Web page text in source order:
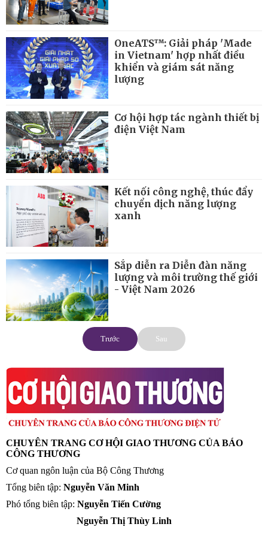
OneATS™: Giải pháp 'Made
in Vietnam' hợp nhất điều
khiển và giám sát năng
lượng
Cơ hội hợp tác ngành thiết bị
điện Việt Nam
Kết nối công nghệ, thúc đẩy
chuyển dịch năng lượng
xanh
Sắp diễn ra Diễn đàn năng
lượng và môi trường thế giới
- Việt Nam 2026
Trước Sau
CHUYÊN TRANG CƠ HỘI GIAO THƯƠNG CỦA BÁO
CÔNG THƯƠNG
Cơ quan ngôn luận của Bộ Công Thương
Tổng biên tập: Nguyễn Văn Minh
Phó tổng biên tập: Nguyễn Tiến Cường
Nguyễn Thị Thùy Linh